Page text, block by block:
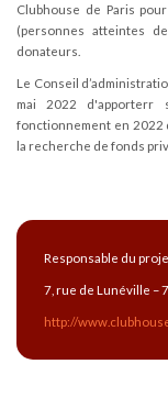
Clubhouse de Paris
(personnes atteintes
donateurs.
Le Conseil
mai 2022
fonctionnement en 2022
la recherche de fonds
Responsable du
7, rue de Lunéville –
http://